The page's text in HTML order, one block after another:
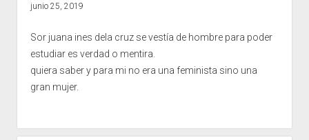
junio 25, 2019
Sor juana ines dela cruz se vestía de hombre para poder
estudiar es verdad o mentira.
quiera saber y para mi no era una feminista sino una
gran mujer.